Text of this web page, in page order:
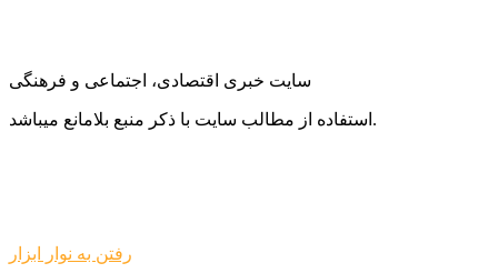
سایت خبری اقتصادی، اجتماعی و فرهنگی
استفاده از مطالب سایت با ذکر منبع بلامانع میباشد.
رفتن به نوار ابزار